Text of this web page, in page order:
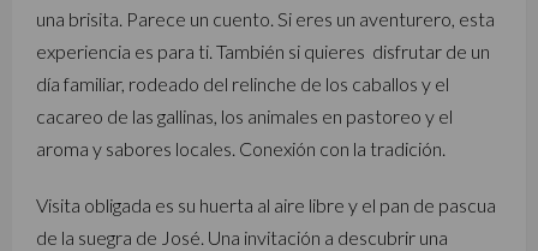
una brisita. Parece un cuento. Si eres un aventurero, esta
experiencia es para ti. También si quieres disfrutar de un
día familiar, rodeado del relinche de los caballos y el
cacareo de las gallinas, los animales en pastoreo y el
aroma y sabores locales. Conexión con la tradición.
Visita obligada es su huerta al aire libre y el pan de pascua
de la suegra de José. Una invitación a descubrir una